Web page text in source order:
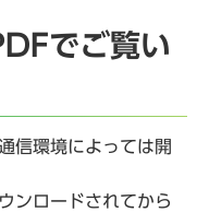
でご覧い
信環境によっては開
ンロードされてから